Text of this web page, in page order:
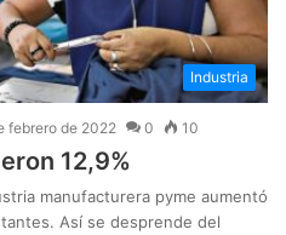
Industria
febrero de 2022 0 10
12,9%
manufacturera pyme aumentó
Así se desprende del